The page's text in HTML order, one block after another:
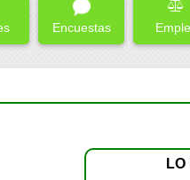
Encuestas
LO